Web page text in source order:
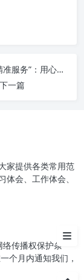
强化“四个精准服务”：用心用情，书写新时代老干部工作新篇章
下一篇
应到战略引
程中的考
家提供各类常用范
会、工作体会、
传播权保护条
个月内通知我们，